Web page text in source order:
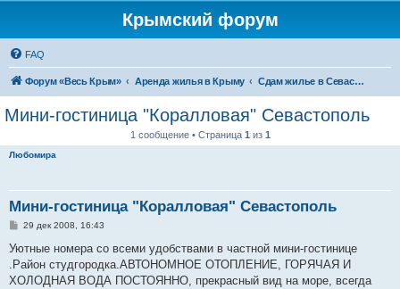
Крымский форум
FAQ
Форум «Весь Крым» Аренда жилья в Крыму Сдам жилье в Севастополе
Мини-гостиница "Коралловая" Севастополь
1 сообщение • Страница 1 из 1
Любомира
Мини-гостиница "Коралловая" Севастополь
С
о
щ
е
29 дек 2008, 16:43
Уютные номера со всеми удобствами в частной мини-гостинице
.Район студгородка.АВТОНОМНОЕ ОТОПЛЕНИЕ, ГОРЯЧАЯ И
ХОЛОДНАЯ ВОДА ПОСТОЯННО, прекрасный вид на море, всегда